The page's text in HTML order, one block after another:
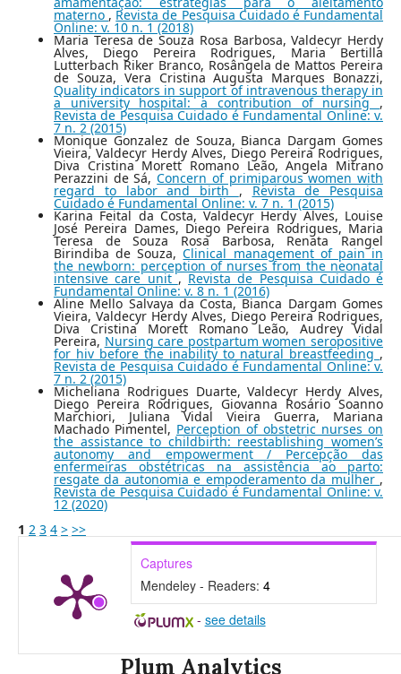
materno , Revista de Pesquisa Cuidado é Fundamental
Online: v. 10 n. 1 (2018)
Maria Teresa de Souza Rosa Barbosa, Valdecyr Herdy
Alves, Diego Pereira Rodrigues, Maria Bertilla
Lutterbach Riker Branco, Rosângela de Mattos Pereira
de Souza, Vera Cristina Augusta Marques Bonazzi,
Quality indicators in support of intravenous therapy in
a university hospital: a contribution of nursing ,
Revista de Pesquisa Cuidado é Fundamental Online: v.
7 n. 2 (2015)
Monique Gonzalez de Souza, Bianca Dargam Gomes
Vieira, Valdecyr Herdy Alves, Diego Pereira Rodrigues,
Diva Cristina Morett Romano Leão, Angela Mitrano
Perazzini de Sá,Concern of primiparous women with
regard to labor and birth , Revista de Pesquisa
Cuidado é Fundamental Online: v. 7 n. 1 (2015)
Karina Feital da Costa, Valdecyr Herdy Alves, Louise
José Pereira Dames, Diego Pereira Rodrigues, Maria
Teresa de Souza Rosa Barbosa, Renata Rangel
Birindiba de Souza,Clinical management of pain in
the newborn: perception of nurses from the neonatal
intensive care unit, Revista de Pesquisa Cuidado é
Fundamental Online: v. 8 n. 1 (2016)
Aline Mello Salvaya da Costa, Bianca Dargam Gomes
Vieira, Valdecyr Herdy Alves, Diego Pereira Rodrigues,
Diva Cristina Morett Romano Leão, Audrey Vidal
Pereira, Nursing care postpartum women seropositive
for hiv before the inability to natural breastfeeding ,
Revista de Pesquisa Cuidado é Fundamental Online: v.
7 n. 2 (2015)
Micheliana Rodrigues Duarte, Valdecyr Herdy Alves,
Diego Pereira Rodrigues, Giovanna Rosário Soanno
Marchiori, Juliana Vidal Vieira Guerra, Mariana
Machado Pimentel, Perception of obstetric nurses on
the assistance to childbirth: reestablishing women’s
autonomy and empowerment / Percepção das
enfermeiras obstétricas na assistência ao parto:
resgate da autonomia e empoderamento da mulher ,
Revista de Pesquisa Cuidado é Fundamental Online: v.
12 (2020)
1 2 3 4 > >>
Captures
Mendeley - Readers: 4
- see details
Plum Analytics